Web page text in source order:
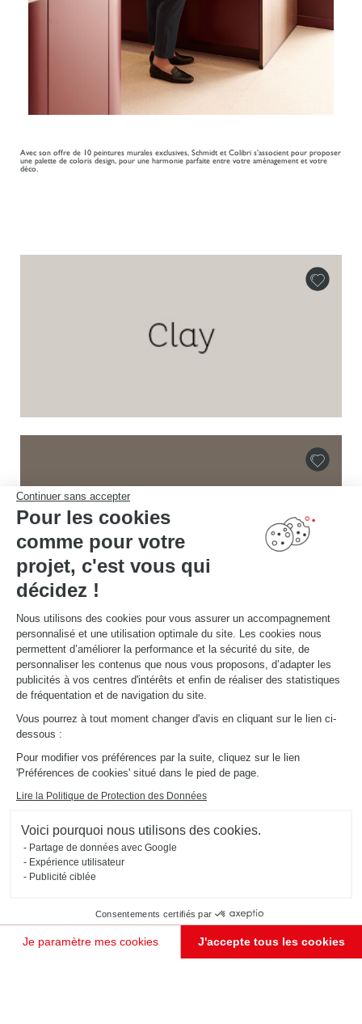
Continuer sans accepter
Pour les cookies
comme pour votre
projet, c'est vous qui
décidez !
Nous utilisons des cookies pour vous assurer un accompagnement
personnalisé et une utilisation optimale du site. Les cookies nous
permettent d’améliorer la performance et la sécurité du site, de
personnaliser les contenus que nous vous proposons, d’adapter les
publicités à vos centres d'intérêts et enfin de réaliser des statistiques
de fréquentation et de navigation du site.
Vous pourrez à tout moment changer d'avis en cliquant sur le lien ci-
dessous :
Pour modifier vos préférences par la suite, cliquez sur le lien
'Préférences de cookies' situé dans le pied de page.
Lire la Politique de Protection des Données
Voici pourquoi nous utilisons des cookies.
Partage de données avec Google
Expérience utilisateur
Publicité ciblée
Consentements certifiés par
Je paramètre mes cookies J'accepte tous les cookies
Avec son offre de 10 peintures murales exclusives, Schmidt et Colibri s’associent pour proposer
une palette de coloris design, pour une harmonie parfaite entre votre aménagement et votre
déco.